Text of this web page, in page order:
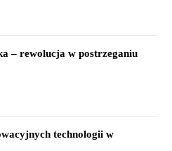
– rewolucja w postrzeganiu
technologii w